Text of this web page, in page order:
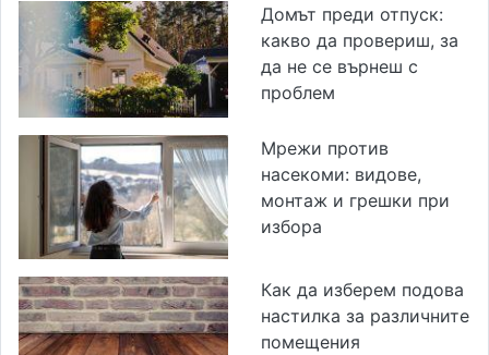
Домът преди отпуск:
какво да провериш, за
да не се върнеш с
проблем
Мрежи против
насекоми: видове,
монтаж и грешки при
избора
Как да изберем подова
настилка за различните
помещения